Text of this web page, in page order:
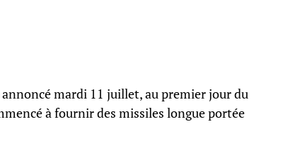
mardi 11 juillet, au premier jour du
à fournir des missiles longue portée